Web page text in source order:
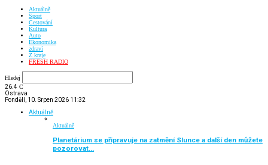
Aktuálně
Sport
Cestování
Kultura
Auto
Ekonomika
zdraví
Z kraje
FRESH RADIO
Hledej
26.4 C
Ostrava
Pondělí, 10. Srpen 2026 11:32
Aktuálně
Aktuálně
Planetárium se připravuje na zatmění Slunce a další den můžete
pozorovat…